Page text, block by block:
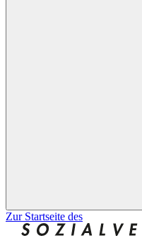
Zur Startseite des